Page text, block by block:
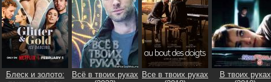
Блеск и золото:
Всё в твоих руках Все в твоих руках
В твоих руках